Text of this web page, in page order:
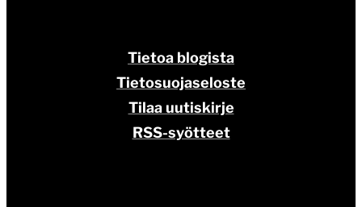
Tietoa blogista
Tietosuojaseloste
Tilaa uutiskirje
RSS-syötteet